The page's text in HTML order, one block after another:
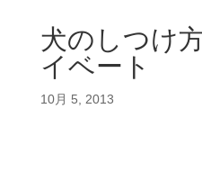
犬のしつけ
イベート
10月 5, 2013